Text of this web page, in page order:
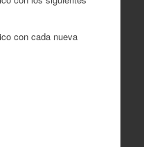
con cada nueva